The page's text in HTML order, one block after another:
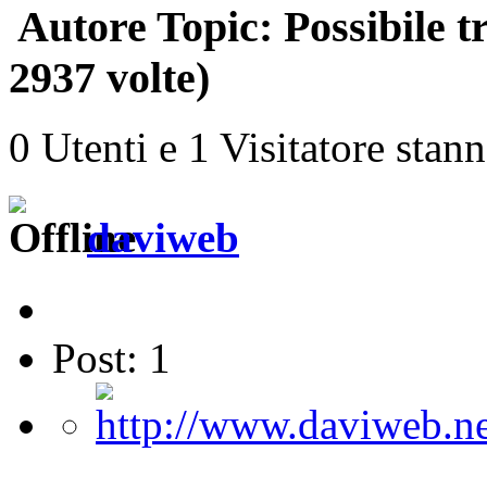
Autore Topic: Possibile
2937 volte)
0 Utenti e 1 Visitatore
daviweb
Post: 1